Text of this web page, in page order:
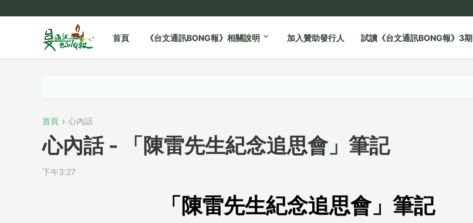
首頁 《台文通訊BONG報》相關說明 加入贊助發行人 試讀《台文通訊BONG報》3期
首頁 心內話
心內話 - 「陳雷先生紀念追思會」筆記
下午3:27
「陳雷先生紀念追思會」筆記